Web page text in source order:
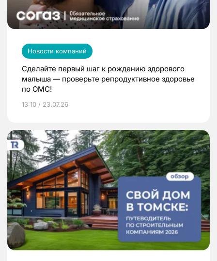
Новости компаний
Сделайте первый шаг к рождению здорового
малыша — проверьте репродуктивное здоровье
по ОМС!
13:10 / 23.07.26